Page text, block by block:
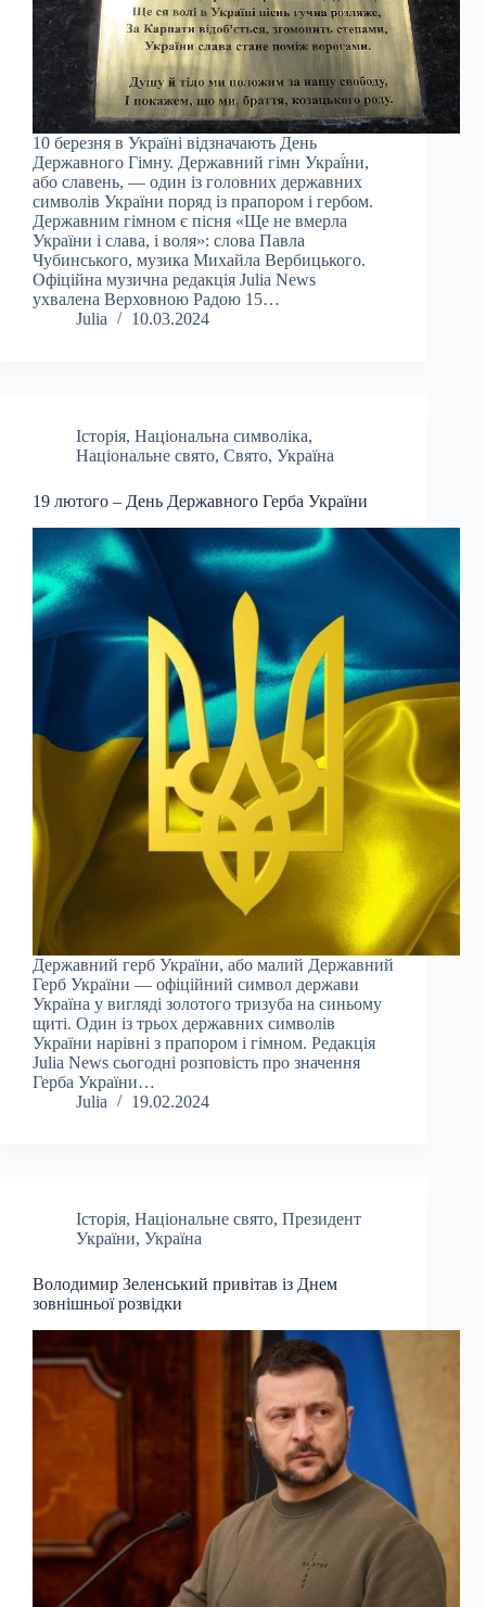
10 березня в Україні відзначають День
Державного Гімну. Державний гімн Украї́ни,
або славень, — один із головних державних
символів України поряд із прапором і гербом.
Державним гімном є пісня «Ще не вмерла
України і слава, і воля»: слова Павла
Чубинського, музика Михайла Вербицького.
Офіційна музична редакція Julia News
ухвалена Верховною Радою 15…
Julia
10.03.2024
Історія, Національна символіка,
Національне свято, Свято, Україна
19 лютого – День Державного Герба України
Державний герб України, або малий Державний
Герб України — офіційний символ держави
Україна у вигляді золотого тризуба на синьому
щиті. Один із трьох державних символів
України нарівні з прапором і гімном. Редакція
Julia News сьогодні розповість про значення
Герба України…
Julia
19.02.2024
Історія, Національне свято, Президент
України, Україна
Володимир Зеленський привітав із Днем
зовнішньої розвідки